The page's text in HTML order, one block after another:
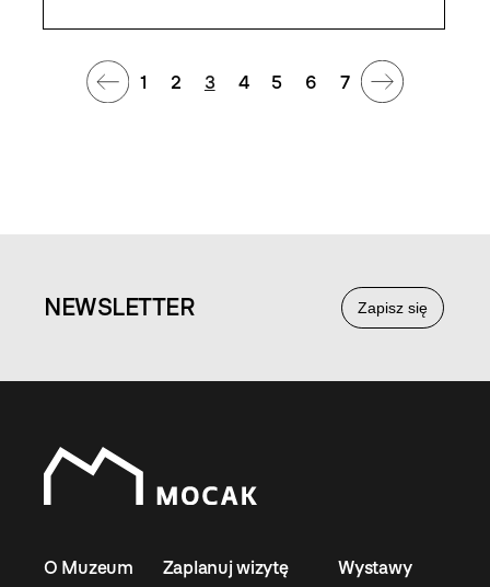
1 2 3 4 5 6 7
Zapisz się
NEWSLETTER
O Muzeum Zaplanuj wizytę Wystawy